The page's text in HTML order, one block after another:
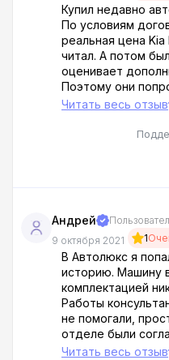
Купил недавно
По условиям
реальная цена
читал. А потом
оценивает
Поэтому они
авто кредит с
подвязали меня
Читать весь отзыв
Андрей
9 октября 2021
1
В Автолюкс я
историю. Машину
комплектацией
Работы
не помогали,
отделе были
то не то, что
Читать весь отзыв